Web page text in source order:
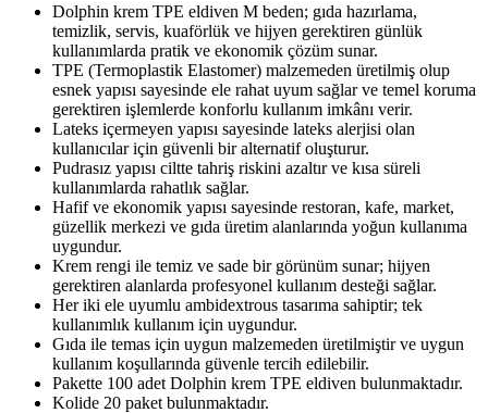
Dolphin krem TPE eldiven M beden; gıda hazırlama,
temizlik, servis, kuaförlük ve hijyen gerektiren günlük
kullanımlarda pratik ve ekonomik çözüm sunar.
TPE (Termoplastik Elastomer) malzemeden üretilmiş olup
esnek yapısı sayesinde ele rahat uyum sağlar ve temel koruma
gerektiren işlemlerde konforlu kullanım imkânı verir.
Lateks içermeyen yapısı sayesinde lateks alerjisi olan
kullanıcılar için güvenli bir alternatif oluşturur.
Pudrasız yapısı ciltte tahriş riskini azaltır ve kısa süreli
kullanımlarda rahatlık sağlar.
Hafif ve ekonomik yapısı sayesinde restoran, kafe, market,
güzellik merkezi ve gıda üretim alanlarında yoğun kullanıma
uygundur.
Krem rengi ile temiz ve sade bir görünüm sunar; hijyen
gerektiren alanlarda profesyonel kullanım desteği sağlar.
Her iki ele uyumlu ambidextrous tasarıma sahiptir; tek
kullanımlık kullanım için uygundur.
Gıda ile temas için uygun malzemeden üretilmiştir ve uygun
kullanım koşullarında güvenle tercih edilebilir.
Pakette 100 adet Dolphin krem TPE eldiven bulunmaktadır.
Kolide 20 paket bulunmaktadır.